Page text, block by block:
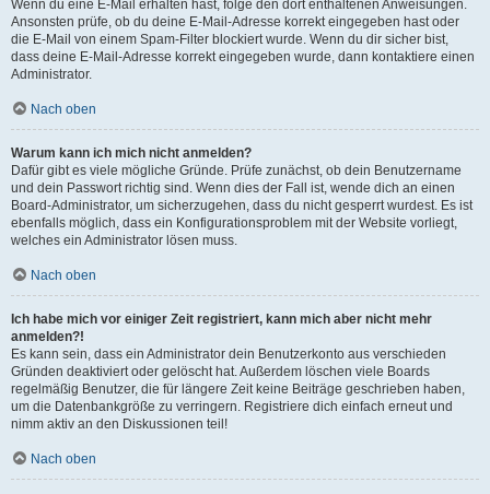
Wenn du eine E-Mail erhalten hast, folge den dort enthaltenen Anweisungen.
Ansonsten prüfe, ob du deine E-Mail-Adresse korrekt eingegeben hast oder
die E-Mail von einem Spam-Filter blockiert wurde. Wenn du dir sicher bist,
dass deine E-Mail-Adresse korrekt eingegeben wurde, dann kontaktiere einen
Administrator.
Nach oben
Warum kann ich mich nicht anmelden?
Dafür gibt es viele mögliche Gründe. Prüfe zunächst, ob dein Benutzername
und dein Passwort richtig sind. Wenn dies der Fall ist, wende dich an einen
Board-Administrator, um sicherzugehen, dass du nicht gesperrt wurdest. Es ist
ebenfalls möglich, dass ein Konfigurationsproblem mit der Website vorliegt,
welches ein Administrator lösen muss.
Nach oben
Ich habe mich vor einiger Zeit registriert, kann mich aber nicht mehr
anmelden?!
Es kann sein, dass ein Administrator dein Benutzerkonto aus verschieden
Gründen deaktiviert oder gelöscht hat. Außerdem löschen viele Boards
regelmäßig Benutzer, die für längere Zeit keine Beiträge geschrieben haben,
um die Datenbankgröße zu verringern. Registriere dich einfach erneut und
nimm aktiv an den Diskussionen teil!
Nach oben